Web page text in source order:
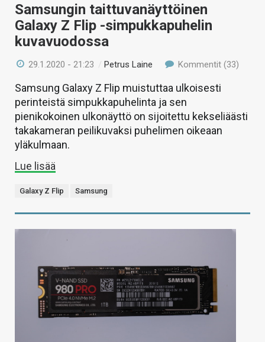
Samsungin taittuvanäyttöinen
Galaxy Z Flip -simpukkapuhelin
kuvavuodossa
29.1.2020 - 21:23 /Petrus Laine Kommentit (33)
Samsung Galaxy Z Flip muistuttaa ulkoisesti
perinteistä simpukkapuhelinta ja sen
pienikokoinen ulkonäyttö on sijoitettu kekseliäästi
takakameran peilikuvaksi puhelimen oikeaan
yläkulmaan.
Lue lisää
Galaxy Z Flip Samsung